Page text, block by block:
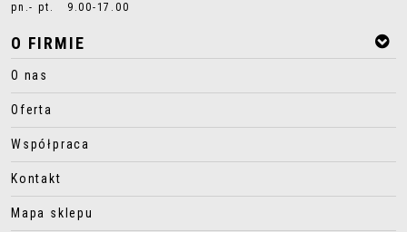
pn.- pt. 9.00-17.00
O FIRMIE
O nas
Oferta
Współpraca
Kontakt
Mapa sklepu